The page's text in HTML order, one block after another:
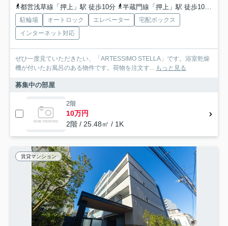
都営浅草線「押上」駅 徒歩10分
半蔵門線「押上」駅 徒歩10分
駐輪場 オートロック エレベーター
宅配ボックス
インターネット対応
ぜひ一度見ていただきたい、「ARTESSIMO STELLA」です。浴室乾燥
機が付いたお風呂のある物件です。荷物を注文す... もっと見る
募集中の部屋
2階
10万円
2階 / 25.48㎡ / 1K
賃貸マンション